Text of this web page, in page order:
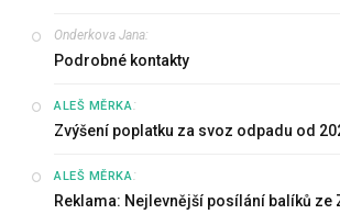
Onderkova Jana:
Podrobné kontakty
ALEŠ MĚRKA:
Zvýšení poplatku za svoz odpadu od
ALEŠ MĚRKA:
Reklama: Nejlevnější posílání balíků ze